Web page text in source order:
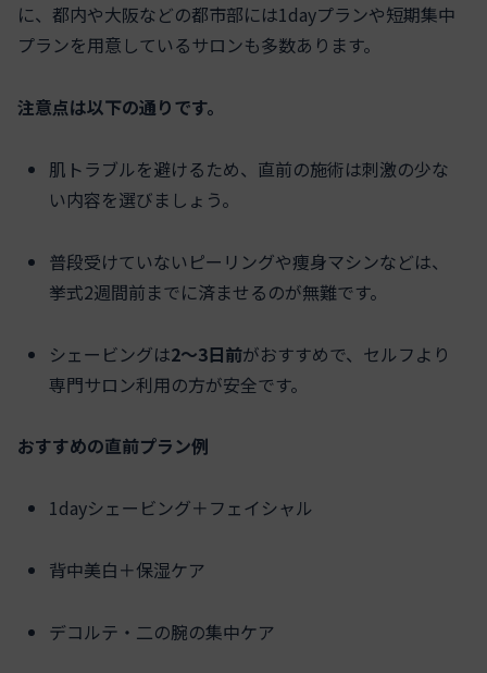
に、都内や大阪などの都市部には1dayプランや短期集中
プランを用意しているサロンも多数あります。
注意点は以下の通りです。
肌トラブルを避けるため、直前の施術は刺激の少な
い内容を選びましょう。
普段受けていないピーリングや痩身マシンなどは、
挙式2週間前までに済ませるのが無難です。
シェービングは2～3日前がおすすめで、セルフより
専門サロン利用の方が安全です。
おすすめの直前プラン例
1dayシェービング＋フェイシャル
背中美白＋保湿ケア
デコルテ・二の腕の集中ケア